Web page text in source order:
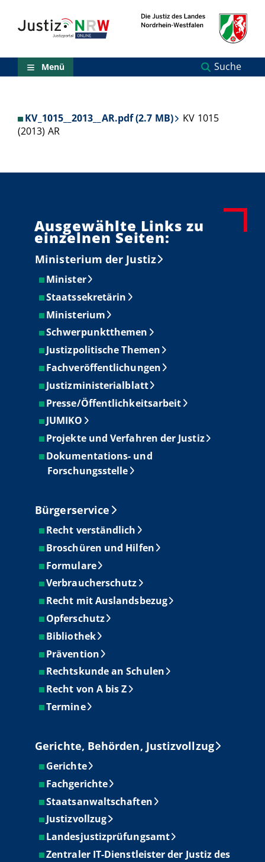
Inhalt
(Sprungmarken)
Menü
Zur
Entscheidungssuche
Zur
aktuellen
zu
einzelnen
Seiten
Menü Suche
KV_1015__2013__AR.pdf (2.7 MB)
KV 1015
(2013) AR
Ausgewählte Links zu
einzelnen Seiten:
Ministerium der Justiz
Minister
Staatssekretärin
Ministerium
Schwerpunktthemen
Justizpolitische Themen
Fachveröffentlichungen
Justizministerialblatt
Presse/Öffentlichkeitsarbeit
JUMIKO
Projekte und Verfahren der Justiz
Dokumentations- und
Forschungsstelle
Bürgerservice
Recht verständlich
Broschüren und Hilfen
Formulare
Verbraucherschutz
Recht mit Auslandsbezug
Opferschutz
Bibliothek
Prävention
Rechtskunde an Schulen
Recht von A bis Z
Termine
Gerichte, Behörden, Justizvollzug
Gerichte
Fachgerichte
Staatsanwaltschaften
Justizvollzug
Landesjustizprüfungsamt
Zentraler IT-Dienstleister der Justiz des